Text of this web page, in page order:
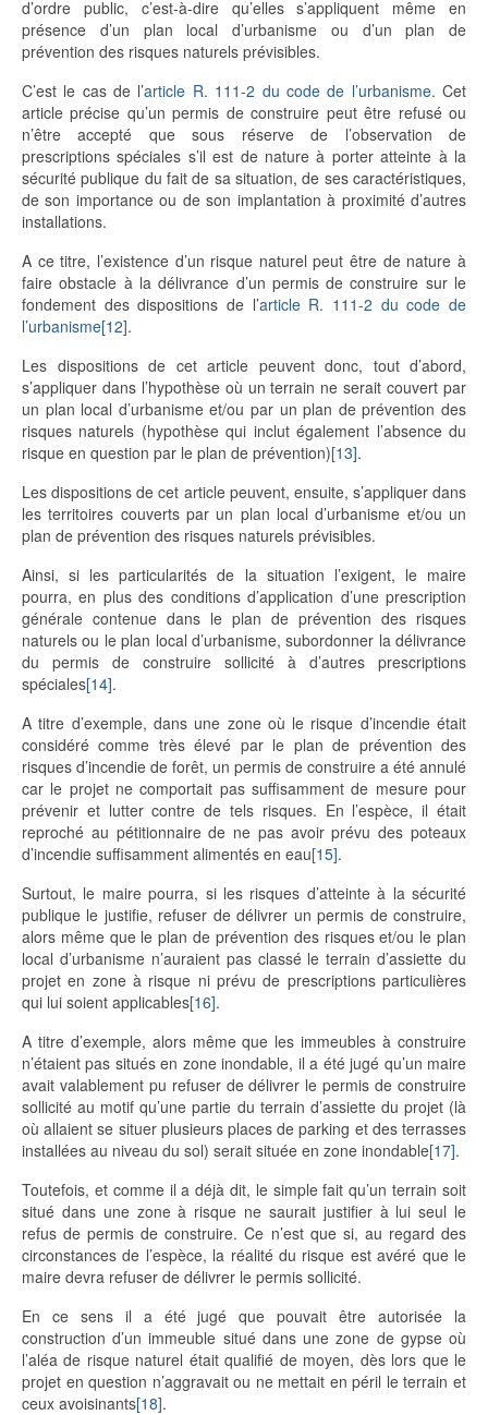
d’ordre public, c’est-à-dire qu’elles s’appliquent même en
présence d’un plan local d’urbanisme ou d’un plan de
prévention des risques naturels prévisibles.
C’est le cas de l’article R. 111-2 du code de l’urbanisme. Cet
article précise qu’un permis de construire peut être refusé ou
n’être accepté que sous réserve de l’observation de
prescriptions spéciales s’il est de nature à porter atteinte à la
sécurité publique du fait de sa situation, de ses caractéristiques,
de son importance ou de son implantation à proximité d’autres
installations.
A ce titre, l’existence d’un risque naturel peut être de nature à
faire obstacle à la délivrance d’un permis de construire sur le
fondement des dispositions de l’article R. 111-2 du code de
l’urbanisme[12].
Les dispositions de cet article peuvent donc, tout d’abord,
s’appliquer dans l’hypothèse où un terrain ne serait couvert par
un plan local d’urbanisme et/ou par un plan de prévention des
risques naturels (hypothèse qui inclut également l’absence du
risque en question par le plan de prévention)[13].
Les dispositions de cet article peuvent, ensuite, s’appliquer dans
les territoires couverts par un plan local d’urbanisme et/ou un
plan de prévention des risques naturels prévisibles.
Ainsi, si les particularités de la situation l’exigent, le maire
pourra, en plus des conditions d’application d’une prescription
générale contenue dans le plan de prévention des risques
naturels ou le plan local d’urbanisme, subordonner la délivrance
du permis de construire sollicité à d’autres prescriptions
spéciales[14].
A titre d’exemple, dans une zone où le risque d’incendie était
considéré comme très élevé par le plan de prévention des
risques d’incendie de forêt, un permis de construire a été annulé
car le projet ne comportait pas suffisamment de mesure pour
prévenir et lutter contre de tels risques. En l’espèce, il était
reproché au pétitionnaire de ne pas avoir prévu des poteaux
d’incendie suffisamment alimentés en eau[15].
Surtout, le maire pourra, si les risques d’atteinte à la sécurité
publique le justifie, refuser de délivrer un permis de construire,
alors même que le plan de prévention des risques et/ou le plan
local d’urbanisme n’auraient pas classé le terrain d’assiette du
projet en zone à risque ni prévu de prescriptions particulières
qui lui soient applicables[16].
A titre d’exemple, alors même que les immeubles à construire
n’étaient pas situés en zone inondable, il a été jugé qu’un maire
avait valablement pu refuser de délivrer le permis de construire
sollicité au motif qu’une partie du terrain d’assiette du projet (là
où allaient se situer plusieurs places de parking et des terrasses
installées au niveau du sol) serait située en zone inondable[17].
Toutefois, et comme il a déjà dit, le simple fait qu’un terrain soit
situé dans une zone à risque ne saurait justifier à lui seul le
refus de permis de construire. Ce n’est que si, au regard des
circonstances de l’espèce, la réalité du risque est avéré que le
maire devra refuser de délivrer le permis sollicité.
En ce sens il a été jugé que pouvait être autorisée la
construction d’un immeuble situé dans une zone de gypse où
l’aléa de risque naturel était qualifié de moyen, dès lors que le
projet en question n’aggravait ou ne mettait en péril le terrain et
ceux avoisinants[18].